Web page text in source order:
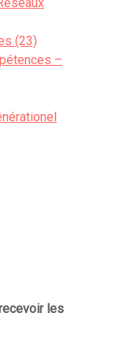
(23)
–
les